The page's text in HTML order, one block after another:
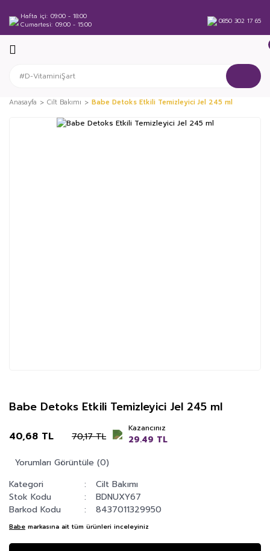
Hafta içi 09:00 - 18:00
Cumartesi 09:00 - 15:00 0850 302 17 65
Anasayfa Cilt Bakımı Babe Detoks Etkili Temizleyici Jel 245 ml
Babe Detoks Etkili Temizleyici Jel 245 ml
40,68 TL 70,17 TL
Kazancınız
29.49 TL
Yorumları Görüntüle (0)
Kategori
Cilt Bakımı
Stok Kodu
BDNUXY67
Barkod Kodu
8437011329950
Babe markasına ait tüm ürünleri inceleyiniz